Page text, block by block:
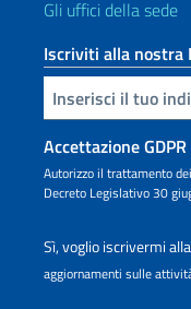
Gli uffici della sede
Iscriviti alla nostra
Inserisci la tua email
Accettazione GDPR
Autorizzo il trattamento
Decreto Legislativo 30
Sì, voglio iscrivermi
aggiornamenti sulle